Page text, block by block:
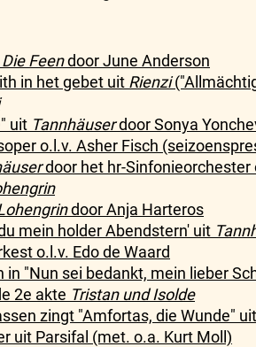
Die Feendoor June Anderson
in het gebet uit Rienzi
uit Tannhäuserdoor Sonya
o.l.v. Asher Fisch
door het hr-Sinfonieorchester
door Anja Harteros
mein holder Abendstern' uit
o.l.v. Edo de Waard
in "Nun sei bedankt, mein lieber
2e akte Tristan und Isolde
zingt "Amfortas, die Wunde"
uit Parsifal (met. o.a. Kurt Moll)